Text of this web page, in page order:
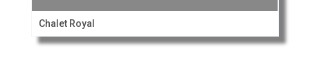
Chalet Royal